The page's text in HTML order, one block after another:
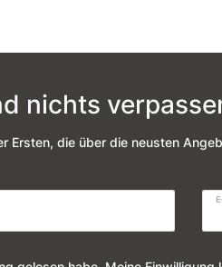
nichts
Ersten, die über die neusten